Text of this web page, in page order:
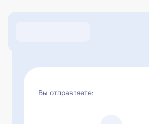
Вы отправляете: